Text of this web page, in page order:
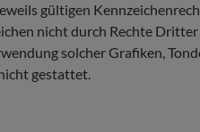
gültigen
nicht durch Rechte
solcher Grafiken,
gestattet.